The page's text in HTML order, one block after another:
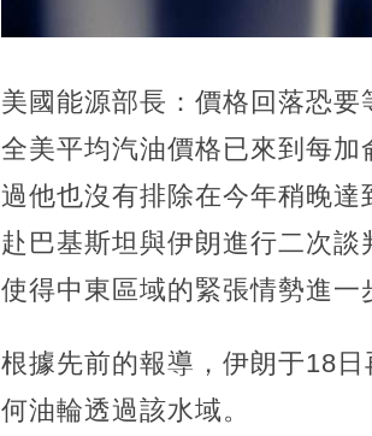
美國能源部長：價格回落恐
全美平均汽油價格已來到每
過他也沒有排除在今年稍晚
赴巴基斯坦與伊朗進行二次談
使得中東區域的緊張情勢進一
根據先前的報導，伊朗于18
何油輪透過該水域。